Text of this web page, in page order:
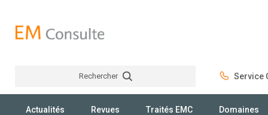
Rechercher Service
Actualités Revues Traités EMC Domaines